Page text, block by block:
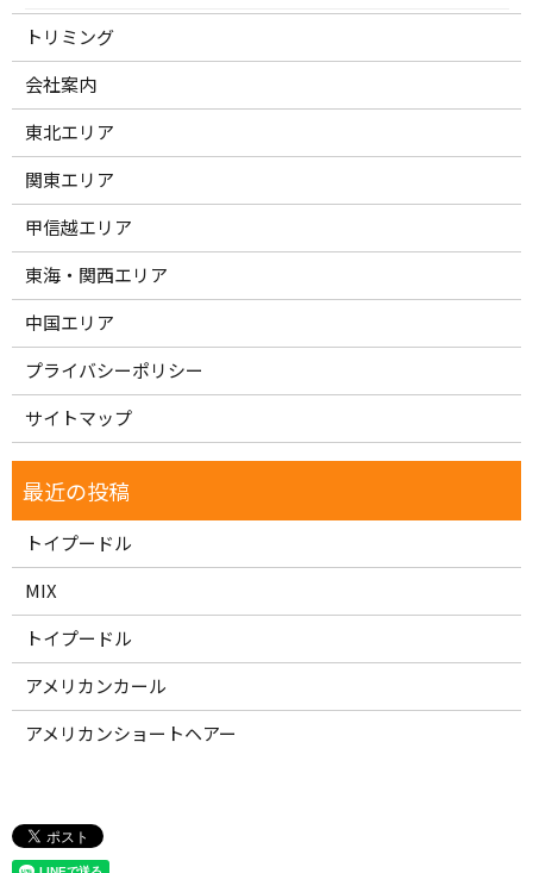
トリミング
会社案内
東北エリア
関東エリア
甲信越エリア
東海・関西エリア
中国エリア
プライバシーポリシー
サイトマップ
トイプードル
MIX
トイプードル
アメリカンカール
アメリカンショートヘアー